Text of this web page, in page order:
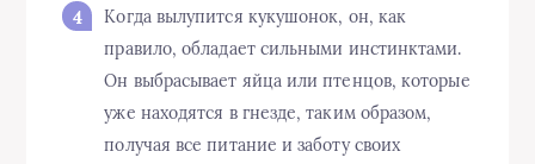
Когда вылупится кукушонок, он, как
правило, обладает сильными инстинктами.
Он выбрасывает яйца или птенцов, которые
уже находятся в гнезде, таким образом,
получая все питание и заботу своих